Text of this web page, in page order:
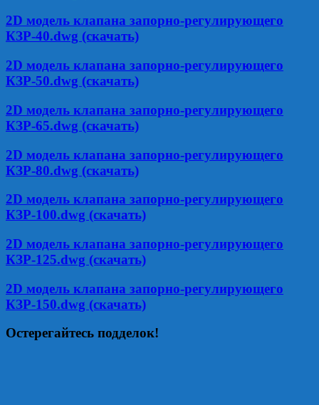
2D модель клапана запорно-регулирующего
КЗР-40.dwg (скачать)
2D модель клапана запорно-регулирующего
КЗР-50.dwg (скачать)
2D модель клапана запорно-регулирующего
КЗР-65.dwg (скачать)
2D модель клапана запорно-регулирующего
КЗР-80.dwg (скачать)
2D модель клапана запорно-регулирующего
КЗР-100.dwg (скачать)
2D модель клапана запорно-регулирующего
КЗР-125.dwg (скачать)
2D модель клапана запорно-регулирующего
КЗР-150.dwg (скачать)
Остерегайтесь подделок!